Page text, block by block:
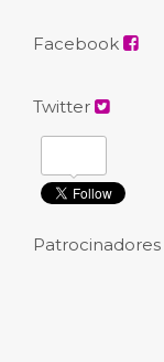
Facebook
Twitter
Patrocinadores